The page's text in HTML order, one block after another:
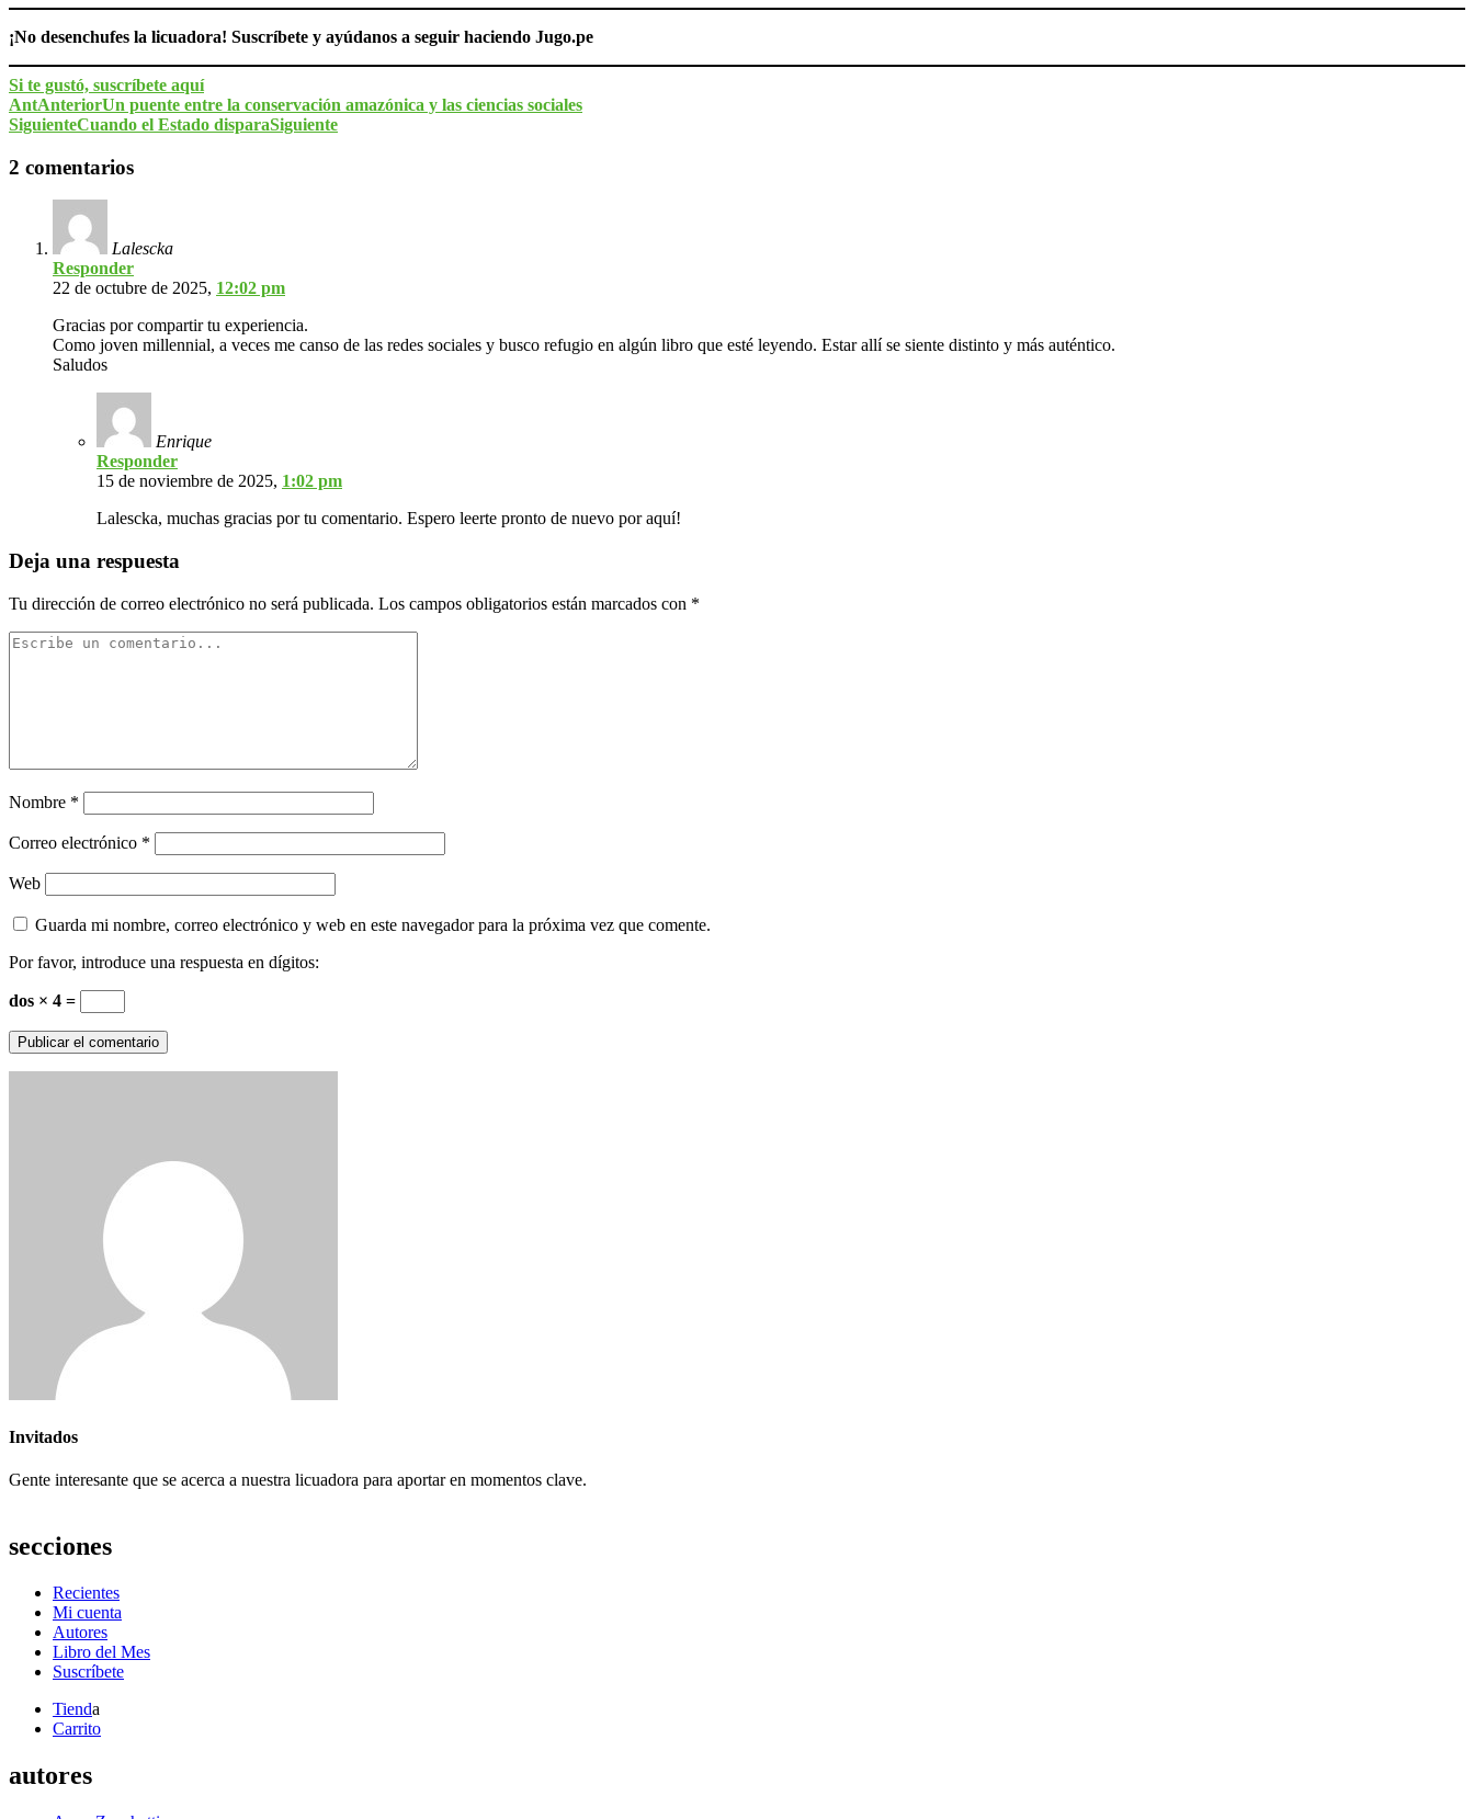
¡No desenchufes la licuadora! Suscríbete y ayúdanos a seguir haciendo Jugo.pe
Si te gustó, suscríbete aquí
AntAnteriorUn puente entre la conservación amazónica y las ciencias sociales
SiguienteCuando el Estado disparaSiguiente
2 comentarios
Lalescka
Responder
22 de octubre de 2025, 12:02 pm
Gracias por compartir tu experiencia.
Como joven millennial, a veces me canso de las redes sociales y busco refugio en algún libro que esté leyendo. Estar allí se siente distinto y más auténtico.
Saludos
Enrique
Responder
15 de noviembre de 2025, 1:02 pm
Lalescka, muchas gracias por tu comentario. Espero leerte pronto de nuevo por aquí!
Deja una respuesta
Tu dirección de correo electrónico no será publicada. Los campos obligatorios están marcados con *
Nombre *
Correo electrónico *
Web
Guarda mi nombre, correo electrónico y web en este navegador para la próxima vez que comente.
Por favor, introduce una respuesta en dígitos:
dos × 4 =
Invitados
Gente interesante que se acerca a nuestra licuadora para aportar en momentos clave.
secciones
Recientes
Mi cuenta
Autores
Libro del Mes
Suscríbete
Tienda
Carrito
autores